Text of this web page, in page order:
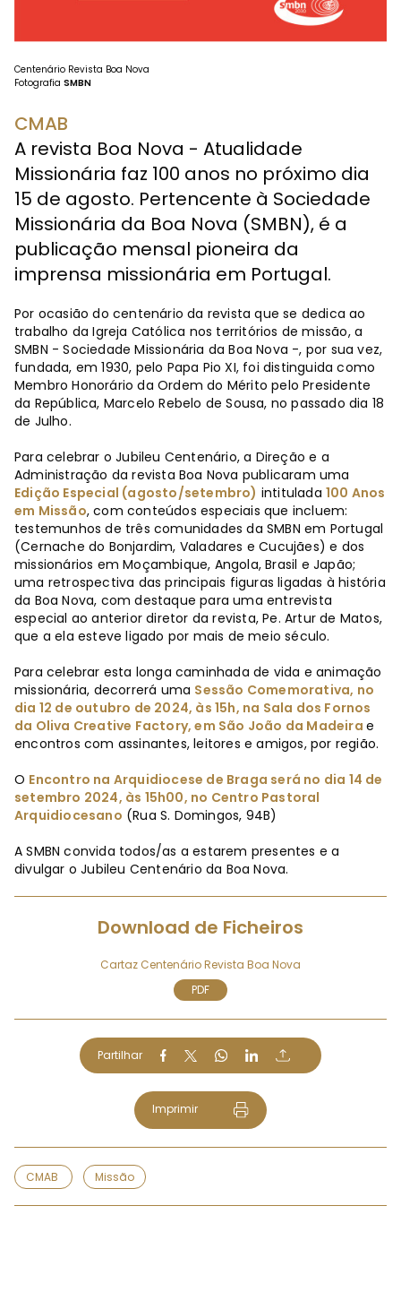
Centenário Revista Boa Nova
Fotografia SMBN
CMAB
A revista Boa Nova - Atualidade
Missionária faz 100 anos no próximo dia
15 de agosto. Pertencente à Sociedade
Missionária da Boa Nova (SMBN), é a
publicação mensal pioneira da
imprensa missionária em Portugal.
Por ocasião do centenário da revista que se dedica ao
trabalho da Igreja Católica nos territórios de missão, a
SMBN - Sociedade Missionária da Boa Nova -, por sua vez,
fundada, em 1930, pelo Papa Pio XI, foi distinguida como
Membro Honorário da Ordem do Mérito pelo Presidente
da República, Marcelo Rebelo de Sousa, no passado dia 18
de Julho.
Para celebrar o Jubileu Centenário, a Direção e a
Administração da revista Boa Nova publicaram uma
Edição Especial (agosto/setembro) intitulada100 Anos
em Missão, com conteúdos especiais que incluem:
testemunhos de três comunidades da SMBN em Portugal
(Cernache do Bonjardim, Valadares e Cucujães) e dos
missionários em Moçambique, Angola, Brasil e Japão;
uma retrospectiva das principais figuras ligadas à história
da Boa Nova, com destaque para uma entrevista
especial ao anterior diretor da revista, Pe. Artur de Matos,
que a ela esteve ligado por mais de meio século.
Para celebrar esta longa caminhada de vida e animação
missionária, decorrerá uma Sessão Comemorativa, no
dia 12 de outubro de 2024, às 15h, na Sala dos Fornos
da Oliva Creative Factory, em São João da Madeirae
encontros com assinantes, leitores e amigos, por região.
O Encontro na Arquidiocese de Braga será no dia 14 de
setembro 2024, às 15h00, no Centro Pastoral
Arquidiocesano (Rua S. Domingos, 94B)
A SMBN convida todos/as a estarem presentes e a
divulgar o Jubileu Centenário da Boa Nova.
Download de Ficheiros
Cartaz Centenário Revista Boa Nova
PDF
Partilhar
Imprimir
CMAB Missão